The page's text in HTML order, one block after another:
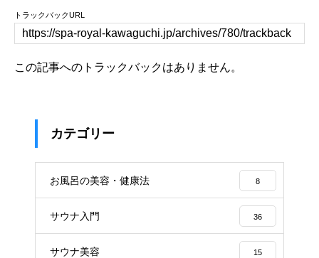
トラックバックURL
この記事へのトラックバックはありません。
カテゴリー
お風呂の美容・健康法 8
サウナ入門 36
サウナ美容 15